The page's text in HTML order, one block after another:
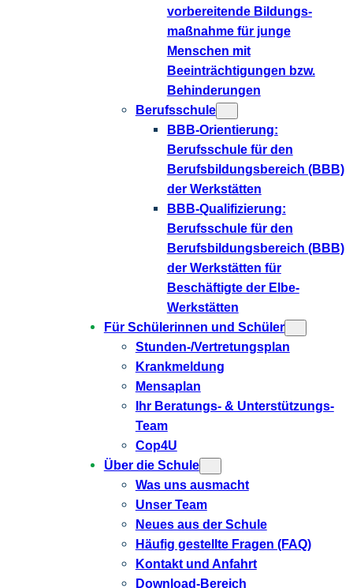
vorbereitende Bildungs­­
maßnahme für junge
Menschen mit
Beeinträchtigungen bzw.
Behinderungen
Berufsschule
BBB-Orientierung:
Berufsschule für den
Berufsbildungsbereich (BBB)
der Werkstätten
BBB-Qualifizierung:
Berufsschule für den
Berufsbildungsbereich (BBB)
der Werkstätten für
Beschäftigte der Elbe-
Werkstätten
Für Schülerinnen und Schüler
Stunden-/Vertretungsplan
Krankmeldung
Mensaplan
Ihr Beratungs- & Unterstützungs-
Team
Cop4U
Über die Schule
Was uns ausmacht
Unser Team
Neues aus der Schule
Häufig gestellte Fragen (FAQ)
Kontakt und Anfahrt
Download-Bereich